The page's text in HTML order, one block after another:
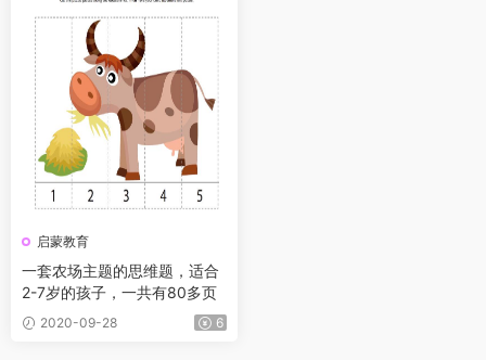
启蒙教育
一套农场主题的思维题，适合
2-7岁的孩子，一共有80多页
2020-09-28 6